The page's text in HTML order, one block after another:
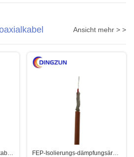
Ansicht mehr > >
FEP-Isolierungs-dämpfungsärme